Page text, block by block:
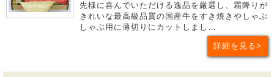
先様に喜んでいただける逸品を厳選し、霜降りが
きれいな最高級品質の国産牛をすき焼きやしゃぶ
しゃぶ用に薄切りにカットしまし…
詳細を見る